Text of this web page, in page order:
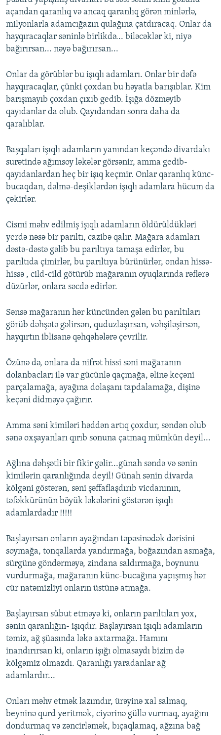
açandan qaranlıq və ancaq qaranlıq görən minlərlə,
milyonlarla adamcığazın qulağına çatdıracaq. Onlar da
hayqıracaqlar səninlə birlikdə... biləcəklər ki, niyə
bağırırsan... nəyə bağırırsan...
Onlar da görüblər bu işıqlı adamları. Onlar bir dəfə
hayqıracaqlar, çünki çoxdan bu həyatla barışıblar. Kim
barışmayıb çoxdan çıxıb gedib. İşığa dözməyib
qayıdanlar da olub. Qayıdandan sonra daha da
qaralıblar.
Başqaları işıqlı adamların yanından keçəndə divardakı
surətində ağımsoy ləkələr görsənir, amma gedib-
qayıdanlardan heç bir işıq keçmir. Onlar qaranlıq künc-
bucaqdan, dəlmə-deşiklərdən işıqlı adamlara hücum da
çəkirlər.
Cismi məhv edilmiş işıqlı adamların öldürüldükləri
yerdə nəsə bir parıltı, cazibə qalır. Mağara adamları
dəstə-dəstə gəlib bu parıltıya tamaşa edirlər, bu
parıltıda çimirlər, bu parıltıya bürünürlər, ondan hissə-
hissə , cild-cild götürüb mağaranın oyuqlarında rəflərə
düzürlər, onlara səcdə edirlər.
Sənsə mağaranın hər küncündən gələn bu parıltıları
görüb dəhşətə gəlirsən, quduzlaşırsan, vəhşiləşirsən,
hayqırtın iblisanə qəhqəhələrə çevrilir.
Özünə də, onlara da nifrət hissi səni mağaranın
dolanbacları ilə var gücünlə qaçmağa, əlinə keçəni
parçalamağa, ayağına dolaşanı tapdalamağa, dişinə
keçəni didməyə çağırır.
Amma səni kimiləri həddən artıq çoxdur, səndən olub
sənə oxşayanları qırıb sonuna çatmaq mümkün deyil...
Ağlına dəhşətli bir fikir gəlir...günah səndə və sənin
kimilərin qaranlığında deyil! Günah sənin divarda
kölgəni göstərən, səni şəffaflaşdırıb vicdanının,
təfəkkürünün böyük ləkələrini göstərən işıqlı
adamlardadır !!!!!
Başlayırsan onların ayağından təpəsinədək dərisini
soymağa, tonqallarda yandırmağa, boğazından asmağa,
sürgünə göndərməyə, zindana saldırmağa, boynunu
vurdurmağa, mağaranın künc-bucağına yapışmış hər
cür natəmizliyi onların üstünə atmağa.
Başlayırsan sübut etməyə ki, onların parıltıları yox,
sənin qaranlığın- işıqdır. Başlayırsan işıqlı adamların
təmiz, ağ şüasında ləkə axtarmağa. Hamını
inandırırsan ki, onların işığı olmasaydı bizim də
kölgəmiz olmazdı. Qaranlığı yaradanlar ağ
adamlardır...
Onları məhv etmək lazımdır, ürəyinə xal salmaq,
beyninə qurd yeritmək, ciyərinə güllə vurmaq, ayağını
dondurmaq və zəncirləmək, bıçaqlamaq, ağzına bağ